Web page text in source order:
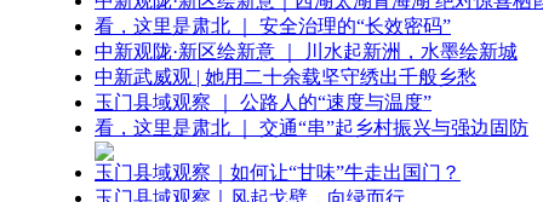
看，这里是肃北 ｜ 安全治理的“长效密码”
中新观陇·新区绘新意 ｜ 川水起新洲，水墨绘新城
中新武威观 | 她用二十余载坚守绣出千般乡愁
玉门县域观察 ｜ 公路人的“速度与温度”
看，这里是肃北 ｜ 交通“串”起乡村振兴与强边固防
玉门县域观察｜如何让“甘味”牛走出国门？
玉门县域观察｜风起戈壁，向绿而行